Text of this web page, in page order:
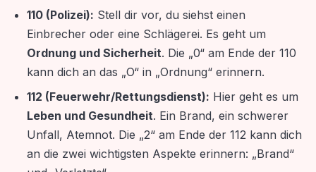
110 (Polizei): Stell dir vor, du siehst einen
Einbrecher oder eine Schlägerei. Es geht um
Ordnung und Sicherheit. Die „0“ am Ende der 110
kann dich an das „O“ in „Ordnung“ erinnern.
112 (Feuerwehr/Rettungsdienst): Hier geht es um
Leben und Gesundheit. Ein Brand, ein schwerer
Unfall, Atemnot. Die „2“ am Ende der 112 kann dich
an die zwei wichtigsten Aspekte erinnern: „Brand“